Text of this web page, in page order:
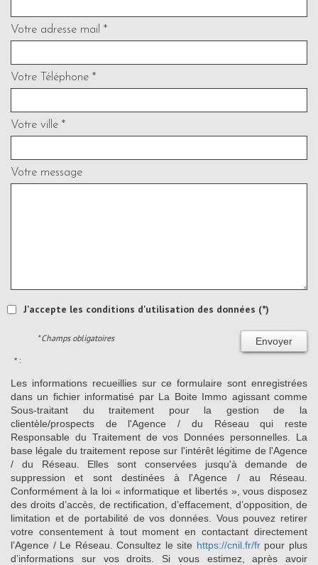
Votre adresse mail *
Votre Téléphone *
Votre ville *
Votre message
J'accepte les conditions d'utilisation des données (*)
Envoyer
* Champs obligatoires
* :
Les informations recueillies sur ce formulaire sont enregistrées
dans un fichier informatisé par La Boite Immo agissant comme
Sous-traitant du traitement pour la gestion de la
clientèle/prospects de l'Agence / du Réseau qui reste
Responsable du Traitement de vos Données personnelles. La
base légale du traitement repose sur l'intérêt légitime de l'Agence
/ du Réseau. Elles sont conservées jusqu'à demande de
suppression et sont destinées à l'Agence / au Réseau.
Conformément à la loi « informatique et libertés », vous disposez
des droits d’accès, de rectification, d’effacement, d’opposition, de
limitation et de portabilité de vos données. Vous pouvez retirer
votre consentement à tout moment en contactant directement
l’Agence / Le Réseau. Consultez le site https://cnil.fr/frpour plus
d’informations sur vos droits. Si vous estimez, après avoir